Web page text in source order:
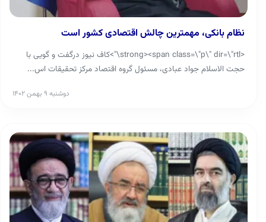
نظام بانکی، مهمترین چالش اقتصادی کشور است
<strong><span class=\"p\" dir=\"rtl\">کاف نیوز درگفت و گویی با
حجت الاسلام جواد عبادی، مسئول گروه اقتصاد مرکز تحقیقات اس...
دوشنبه ۹ بهمن ۱۴۰۲